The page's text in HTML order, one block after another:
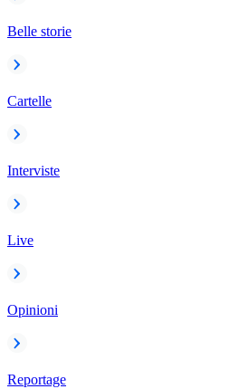
Belle storie
Cartelle
Interviste
Live
Opinioni
Reportage